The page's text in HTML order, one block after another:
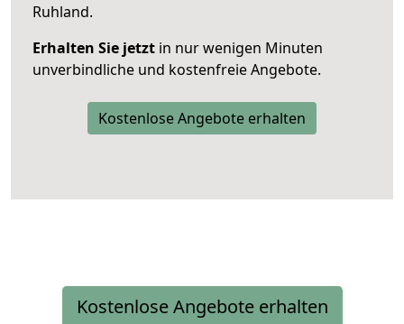
Ruhland.
Erhalten Sie jetzt in nur wenigen Minuten
unverbindliche und kostenfreie Angebote.
Kostenlose Angebote erhalten
Kostenlose Angebote erhalten